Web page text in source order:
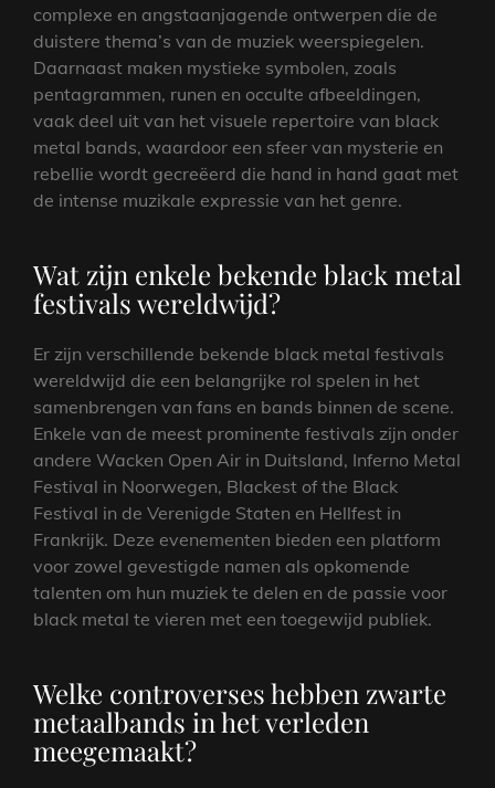
complexe en angstaanjagende ontwerpen die de
duistere thema’s van de muziek weerspiegelen.
Daarnaast maken mystieke symbolen, zoals
pentagrammen, runen en occulte afbeeldingen,
vaak deel uit van het visuele repertoire van black
metal bands, waardoor een sfeer van mysterie en
rebellie wordt gecreëerd die hand in hand gaat met
de intense muzikale expressie van het genre.
Wat zijn enkele bekende black metal
festivals wereldwijd?
Er zijn verschillende bekende black metal festivals
wereldwijd die een belangrijke rol spelen in het
samenbrengen van fans en bands binnen de scene.
Enkele van de meest prominente festivals zijn onder
andere Wacken Open Air in Duitsland, Inferno Metal
Festival in Noorwegen, Blackest of the Black
Festival in de Verenigde Staten en Hellfest in
Frankrijk. Deze evenementen bieden een platform
voor zowel gevestigde namen als opkomende
talenten om hun muziek te delen en de passie voor
black metal te vieren met een toegewijd publiek.
Welke controverses hebben zwarte
metaalbands in het verleden
meegemaakt?